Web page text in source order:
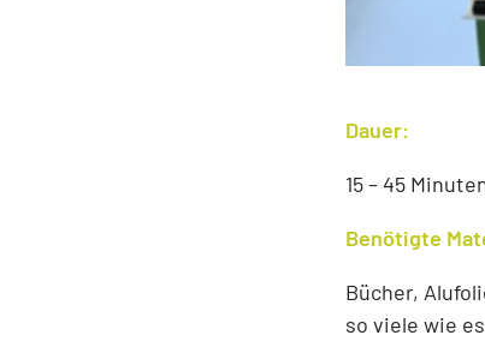
Dauer:
15 – 45
Benötigte
Bücher,
so viele wie